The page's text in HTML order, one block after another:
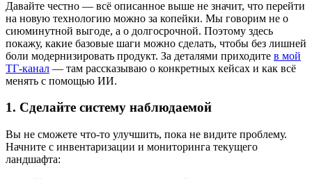
Давайте честно — всё описанное выше не значит, что перейти
на новую технологию можно за копейки. Мы говорим не о
сиюминутной выгоде, а о долгосрочной. Поэтому здесь
покажу, какие базовые шаги можно сделать, чтобы без лишней
боли модернизировать продукт. За деталями приходите в мой
ТГ-канал — там рассказываю о конкретных кейсах и как всё
менять с помощью ИИ.
1. Сделайте систему наблюдаемой
Вы не сможете что-то улучшить, пока не видите проблему.
Начните с инвентаризации и мониторинга текущего
ландшафта: